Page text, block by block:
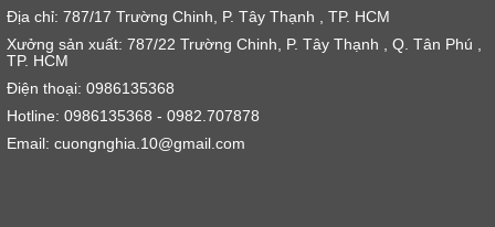
Địa chỉ: 787/17 Trường Chinh, P. Tây Thạnh , TP. HCM
Xưởng sản xuất: 787/22 Trường Chinh, P. Tây Thạnh , Q. Tân Phú ,
TP. HCM
Điện thoại: 0986135368
Hotline: 0986135368 - 0982.707878
Email: cuongnghia.10@gmail.com